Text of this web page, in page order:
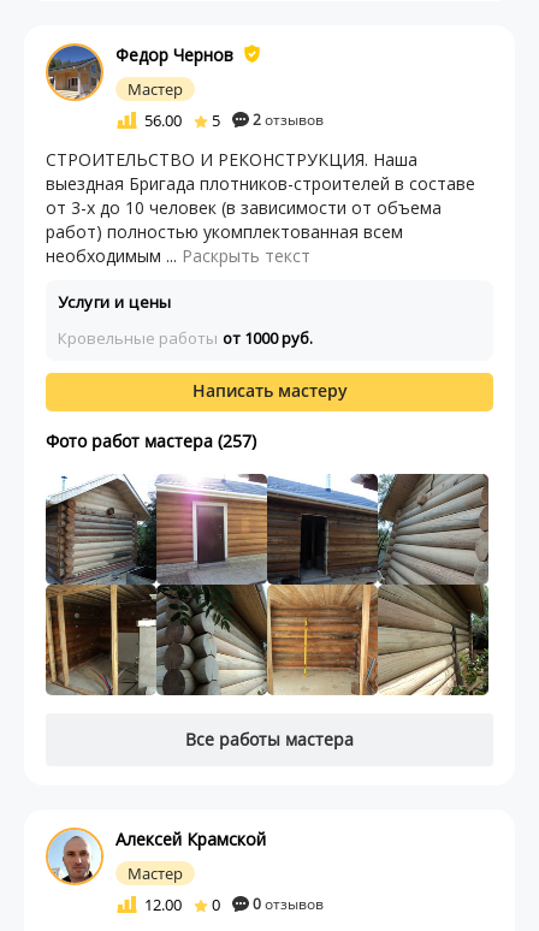
Федор Чернов
Мастер
56.00
5 2отзывов
СТРОИТЕЛЬСТВО И РЕКОНСТРУКЦИЯ. Наша
выездная Бригада плотников-строителей в составе
от 3-х до 10 человек (в зависимости от объема
работ) полностью укомплектованная всем
необходимым ... Раскрыть текст
Услуги и цены
Кровельные работы от 1000 руб.
Написать мастеру
Фото работ мастера (257)
Все работы мастера
Алексей Крамской
Мастер
12.00
0 0отзывов